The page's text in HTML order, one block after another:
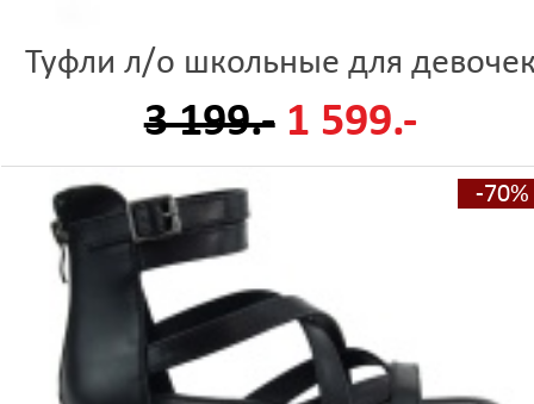
Туфли л/о школьные для
3 199.- 1 599.-
-70%